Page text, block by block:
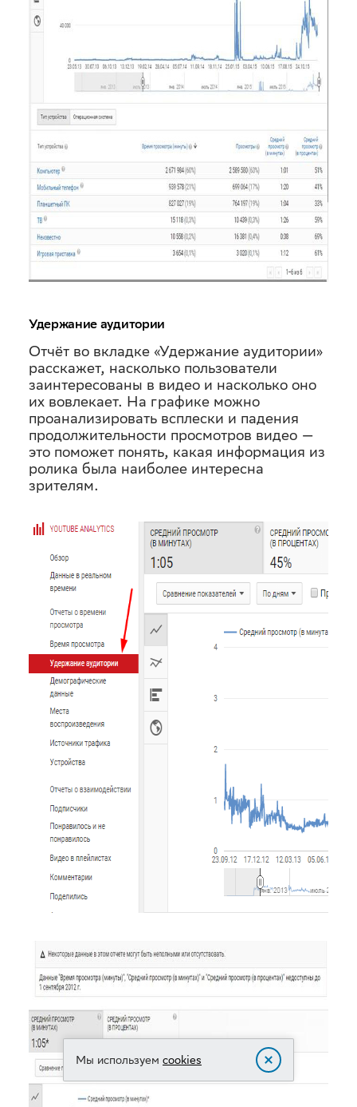
Удержание аудитории
Отчёт во вкладке «Удержание аудитории»
расскажет, насколько пользователи
заинтересованы в видео и насколько оно
их вовлекает. На графике можно
проанализировать всплески и падения
продолжительности просмотров видео —
это поможет понять, какая информация из
ролика была наиболее интересна
зрителям.
Мы используем cookies